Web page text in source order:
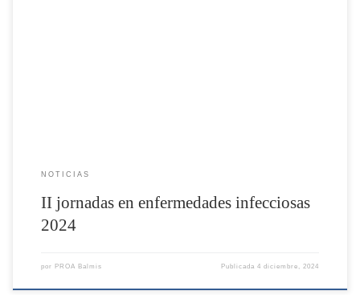
NOTICIAS
II jornadas en enfermedades infecciosas
2024
por PROA Balmis Publicada4 diciembre, 2024